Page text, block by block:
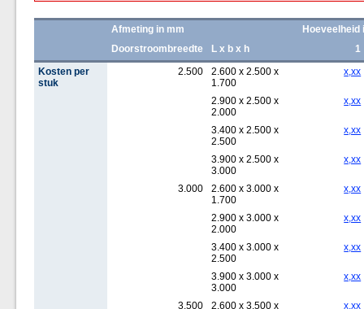
Afmeting in mm
Hoeveelheid
Doorstroombreedte
L x b x h
1
Kosten per
stuk
2.500
2.600 x 2.500 x
1.700
x,xx
2.900 x 2.500 x
2.000
x,xx
3.400 x 2.500 x
2.500
x,xx
3.900 x 2.500 x
3.000
x,xx
3.000
2.600 x 3.000 x
1.700
x,xx
2.900 x 3.000 x
2.000
x,xx
3.400 x 3.000 x
2.500
x,xx
3.900 x 3.000 x
3.000
x,xx
3.500
2.600 x 3.500 x
x,xx